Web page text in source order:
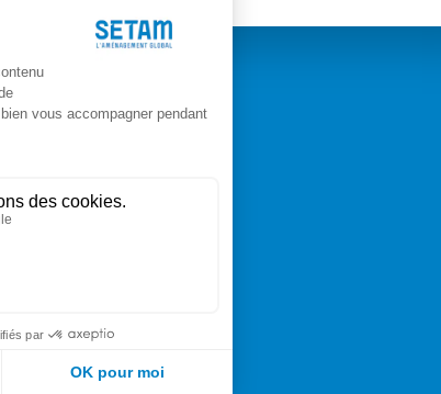
Qui sommes-nous ?
Contact